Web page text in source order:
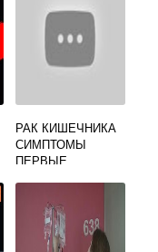
РАК КИШЕЧНИКА
СИМПТОМЫ
ПЕРВЫЕ